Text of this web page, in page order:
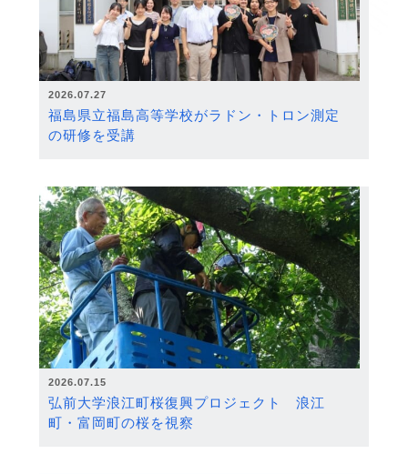
2026.07.27
福島県立福島高等学校がラドン・トロン測定
の研修を受講
2026.07.15
弘前大学浪江町桜復興プロジェクト 浪江
町・富岡町の桜を視察